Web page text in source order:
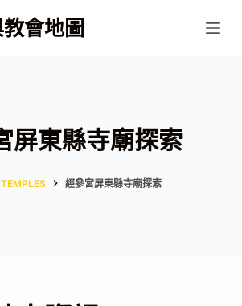
會地圖
屏東縣寺廟探索
TEMPLES 經參宮屏東縣寺廟探索